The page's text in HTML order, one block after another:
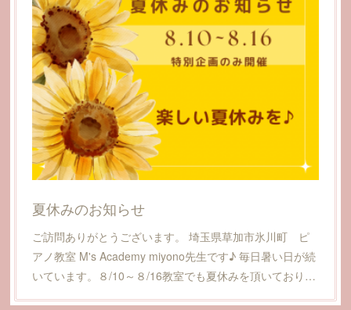
夏休みのお知らせ
ご訪問ありがとうございます。 埼玉県草加市氷川町 ピ
アノ教室 M's Academy miyono先生です♪ 毎日暑い日が続
いています。８/10～８/16教室でも夏休みを頂いており…